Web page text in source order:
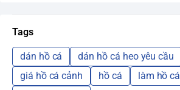
Tags
dán hồ cá
dán hồ cá heo yêu cầu
giá hồ cá cảnh
hồ cá
làm hồ cá